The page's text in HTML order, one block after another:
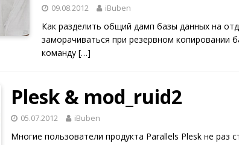
09.08.2012 iBuben
Как разделить общий дамп базы данных на
заморачиваться при резервном копировании
команду […]
Plesk & mod_ruid2
05.07.2012 iBuben
Многие пользователи продукта Parallels Plesk не раз